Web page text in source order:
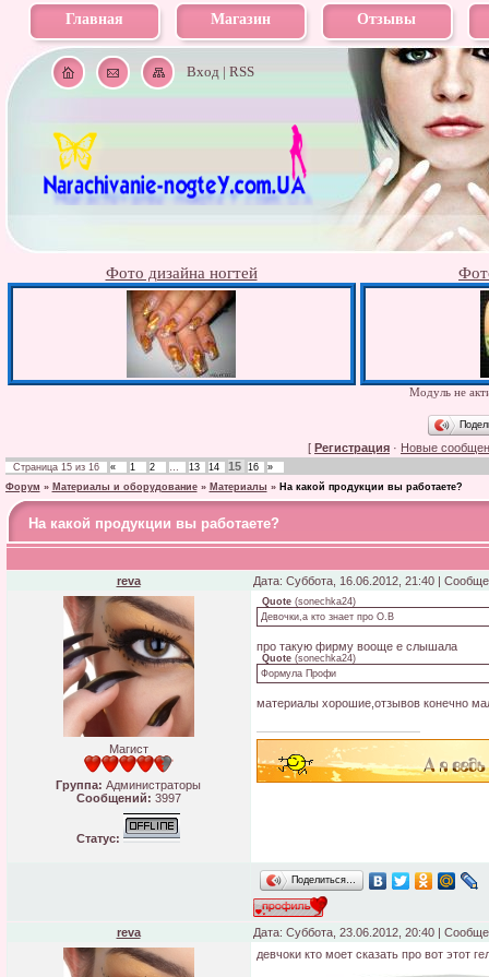
Главная Магазин Отзывы
Вход| RSS
Фото дизайна ногтей
Модуль не
[ Регистрация · Новые
Страница 15из 16 « 1 2 … 13 14 15 16
»
Форум » Материалы и оборудование » Материалы » На какой продукции вы работаете?
На какой продукции вы работаете?
reva Дата: Суббота, 16.06.2012, 21:40 |
Магист
Группа: Администраторы
Сообщений: 3997
Статус:
Quote(sonechka24)
Девочки,а кто знает про О.В
про такую фирму вооще е слышала
Quote(sonechka24)
Формула Профи
материалы хорошие,отзывов конечно
Поделиться…
reva Дата: Суббота, 23.06.2012, 20:40 |
девчоки кто моет сказать про вот этот